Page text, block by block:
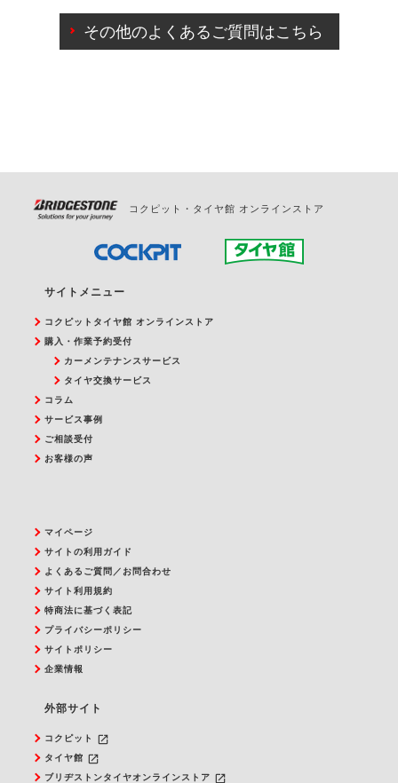
ご来店予約日の3営業日前を過ぎている場合のご予約
の日時変更につきましては、直接ご予約の店舗まで
その他のよくあるご質問はこちら
コクピット・タイヤ館 オンラインストア
サイトメニュー
コクピットタイヤ館 オンラインストア
購入・作業予約受付
カーメンテナンスサービス
タイヤ交換サービス
コラム
サービス事例
ご相談受付
お客様の声
マイページ
サイトの利用ガイド
よくあるご質問／お問合わせ
サイト利用規約
特商法に基づく表記
プライバシーポリシー
サイトポリシー
企業情報
外部サイト
コクピット launch
タイヤ館 launch
ブリヂストンタイヤオンラインストア launch